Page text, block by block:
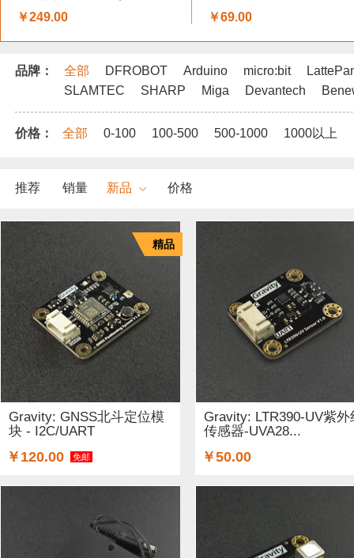
￥249.00
￥69.00
品牌： 全部 DFROBOT Arduino micro:bit
SLAMTEC
SHARP Miga Devantech
价格： 全部 0-100 100-500 500-1000 1000以上
推荐 销量 新品 价格
Gravity: GNSS北斗定位模
块 - I2C/UART
￥120.00 免邮
精品
Gravity: LTR390-UV紫外
传感器-UVA28...
￥50.00